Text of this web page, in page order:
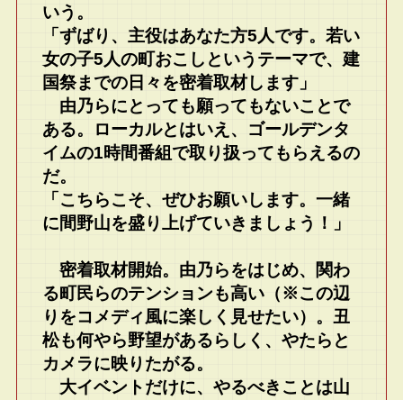
いう。
「ずばり、主役はあなた方5人です。若い
女の子5人の町おこしというテーマで、建
国祭までの日々を密着取材します」
由乃らにとっても願ってもないことで
ある。ローカルとはいえ、ゴールデンタ
イムの1時間番組で取り扱ってもらえるの
だ。
「こちらこそ、ぜひお願いします。一緒
に間野山を盛り上げていきましょう！」
密着取材開始。由乃らをはじめ、関わ
る町民らのテンションも高い（※この辺
りをコメディ風に楽しく見せたい）。丑
松も何やら野望があるらしく、やたらと
カメラに映りたがる。
大イベントだけに、やるべきことは山